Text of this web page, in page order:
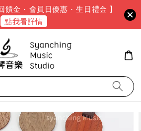
金 · 會員日優惠 · 生日禮金 】
點我看詳情